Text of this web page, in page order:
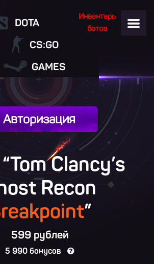
Инвентарь
ботов
DOTA
CS:GO
GAMES
Авторизация
Clancy’s
Recon
”
599 рублей
5 990 бонусов